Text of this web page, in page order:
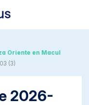
Oriente en Macul
(3)
2026-